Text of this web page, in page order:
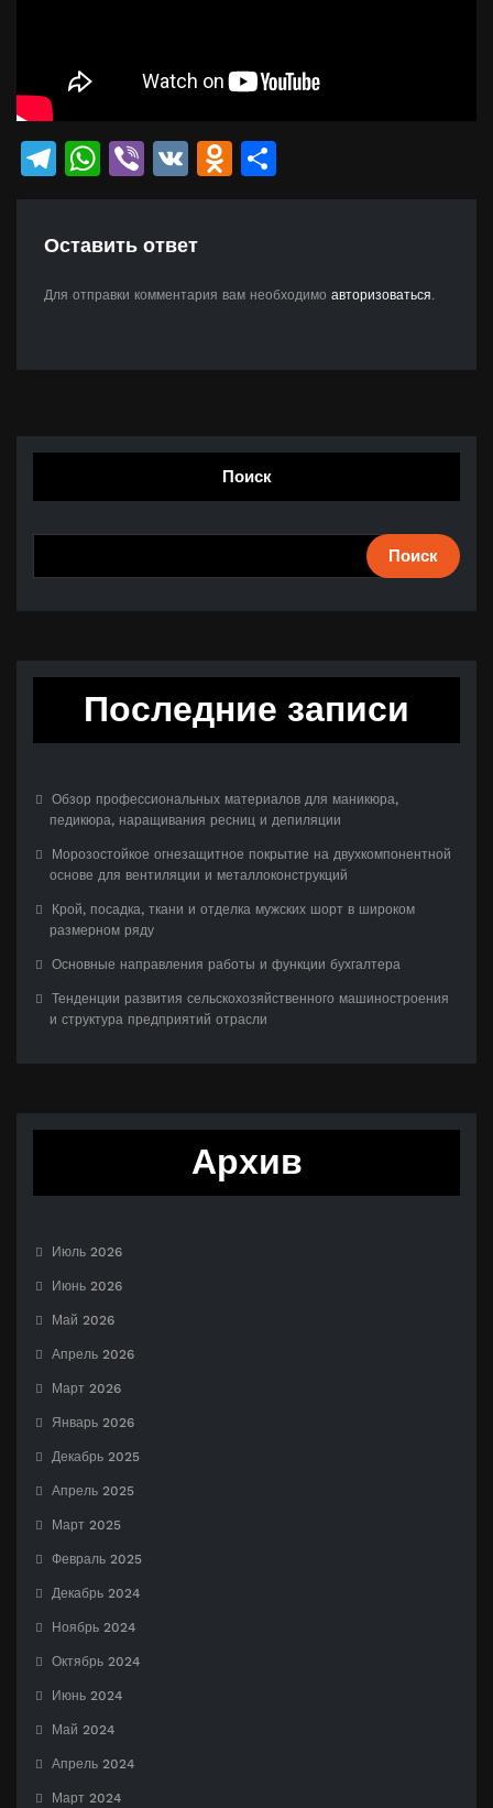
Telegram
WhatsApp
Viber
VK Odnoklassniki
Оставить ответ
Для отправки комментария вам необходимо авторизоваться.
Поиск
Поиск
Последние записи
Обзор профессиональных материалов для маникюра,
педикюра, наращивания ресниц и депиляции
Морозостойкое огнезащитное покрытие на двухкомпонентной
основе для вентиляции и металлоконструкций
Крой, посадка, ткани и отделка мужских шорт в широком
размерном ряду
Основные направления работы и функции бухгалтера
Тенденции развития сельскохозяйственного машиностроения
и структура предприятий отрасли
Архив
Июль 2026
Июнь 2026
Май 2026
Апрель 2026
Март 2026
Январь 2026
Декабрь 2025
Апрель 2025
Март 2025
Февраль 2025
Декабрь 2024
Ноябрь 2024
Октябрь 2024
Июнь 2024
Май 2024
Апрель 2024
Март 2024